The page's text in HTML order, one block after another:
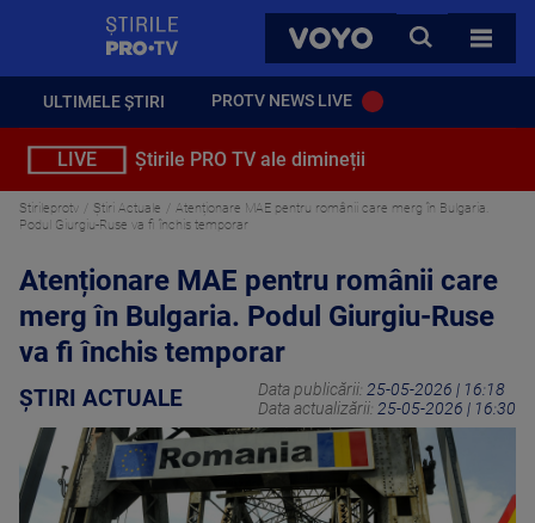
VOYO
CAUTA
TOATE
ULTIMELE ȘTIRI PROTV NEWS LIVE
LIVE Știrile PRO TV ale dimineții
Stirileprotv Știri Actuale
Atenționare MAE pentru românii care merg în Bulgaria.
Podul Giurgiu-Ruse va fi închis temporar
Atenționare MAE pentru românii care
merg în Bulgaria. Podul Giurgiu-Ruse
va fi închis temporar
ȘTIRI ACTUALE Data publicării: 25-05-2026 | 16:18
Data actualizării: 25-05-2026 | 16:30